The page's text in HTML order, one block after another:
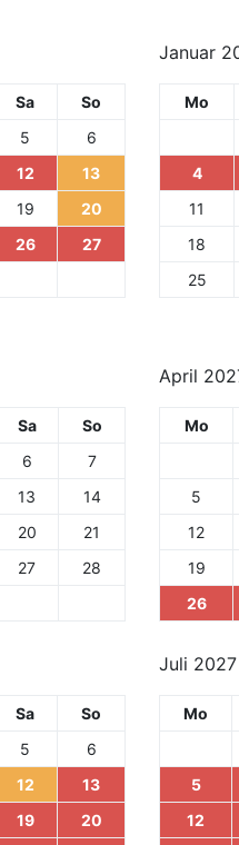
Sa
So
5
6
12
13
19
20
26
27
Januar
Mo
4
11
18
25
Sa
So
6
7
13
14
20
21
27
28
April
Mo
5
12
19
26
Sa
So
5
6
12
13
19
20
Juli 2027
Mo
5
12